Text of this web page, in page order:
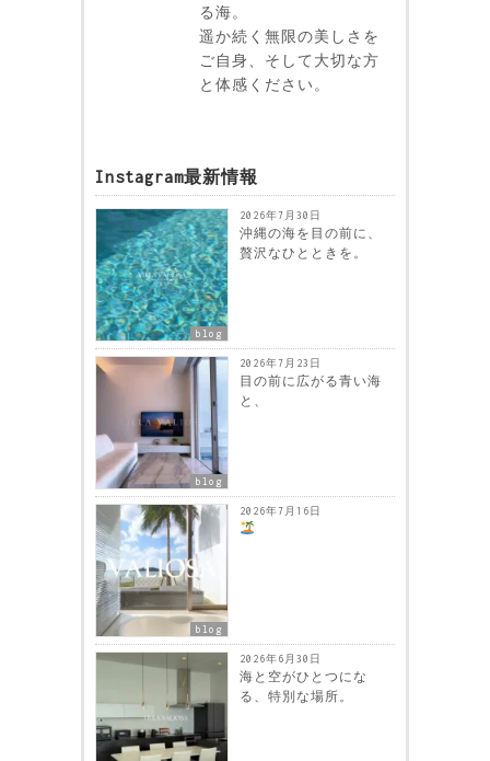
る海。
遥か続く無限の美しさを
ご自身、そして大切な方
と体感ください。
Instagram最新情報
blog
2026年7月30日
沖縄の海を目の前に、
贅沢なひとときを。
blog
2026年7月23日
目の前に広がる青い海
と、
blog
2026年7月16日
2026年6月30日
海と空がひとつにな
る、特別な場所。